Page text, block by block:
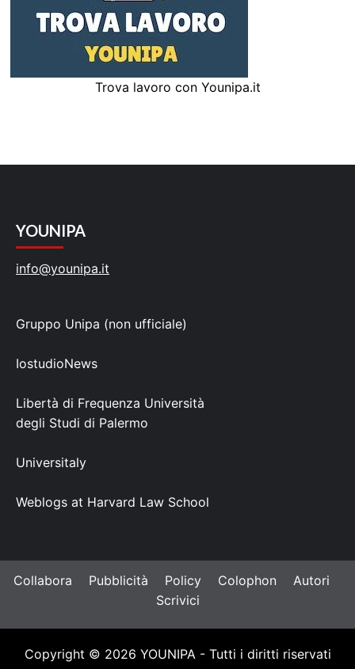
Trova lavoro con Younipa.it
YOUNIPA
info@younipa.it
Gruppo Unipa (non ufficiale)
IostudioNews
Libertà di Frequenza Università
degli Studi di Palermo
Universitaly
Weblogs at Harvard Law School
Collabora Pubblicità Policy Colophon
Autori
Scrivici
Copyright © 2026 YOUNIPA - Tutti i diritti riservati